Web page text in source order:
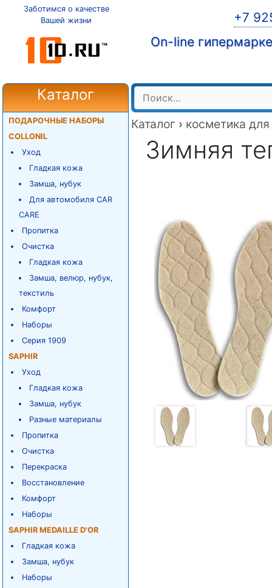
Заботимся о качестве
Вашей жизни
+7
On-line
Каталог
ПОДАРОЧНЫЕ НАБОРЫ
COLLONIL
Уход
Гладкая кожа
Замша, нубук
Для автомобиля CAR
CARE
Пропитка
Очистка
Гладкая кожа
Замша, велюр, нубук,
текстиль
Комфорт
Наборы
Серия 1909
SAPHIR
Уход
Гладкая кожа
Замша, нубук
Разные материалы
Пропитка
Очистка
Перекраска
Восстановление
Комфорт
Наборы
SAPHIR MEDAILLE D'OR
Гладкая кожа
Замша, нубук
Наборы
Каталог › косметика
Зимняя